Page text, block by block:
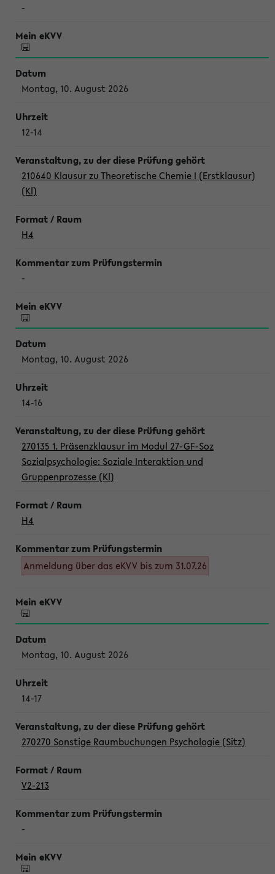
-
Montag, 10. August 2026
12-14
210640 Klausur zu Theoretische Chemie I (Erstklausur)
(Kl)
H4
-
Montag, 10. August 2026
14-16
270135 1. Präsenzklausur im Modul 27-GF-Soz
Sozialpsychologie: Soziale Interaktion und
Gruppenprozesse (Kl)
H4
Anmeldung über das eKVV bis zum 31.07.26
Montag, 10. August 2026
14-17
270270 Sonstige Raumbuchungen Psychologie (Sitz)
V2-213
-